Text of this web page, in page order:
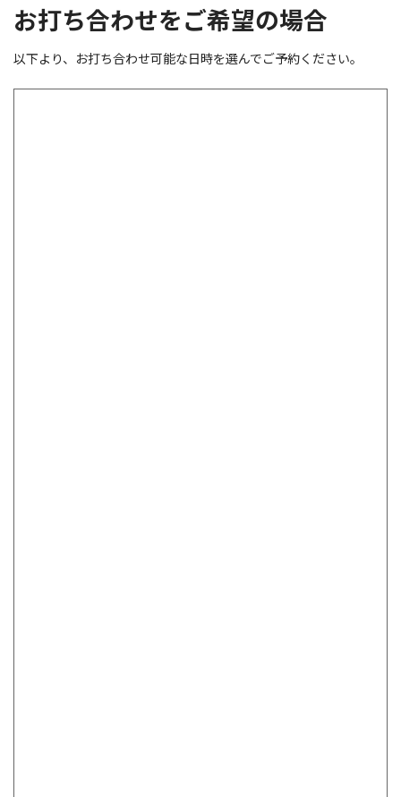
お打ち合わせをご希望の場合
以下より、お打ち合わせ可能な日時を選んでご予約ください。